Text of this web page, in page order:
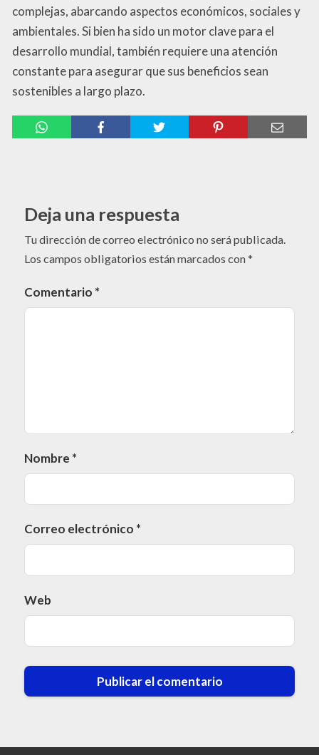
complejas, abarcando aspectos económicos, sociales y
ambientales. Si bien ha sido un motor clave para el
desarrollo mundial, también requiere una atención
constante para asegurar que sus beneficios sean
sostenibles a largo plazo.
Deja una respuesta
Tu dirección de correo electrónico no será publicada.
Los campos obligatorios están marcados con*
Comentario *
Nombre *
Correo electrónico *
Web